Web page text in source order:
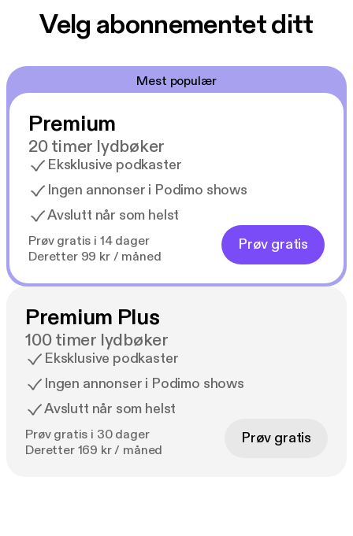
Velg abonnementet ditt
Mest populær
Premium
20 timer lydbøker
Eksklusive podkaster
Ingen annonser i Podimo shows
Avslutt når som helst
Prøv gratis i 14 dager
Deretter 99 kr / måned
Prøv gratis
Premium Plus
100 timer lydbøker
Eksklusive podkaster
Ingen annonser i Podimo shows
Avslutt når som helst
Prøv gratis i 30 dager
Deretter 169 kr / måned
Prøv gratis